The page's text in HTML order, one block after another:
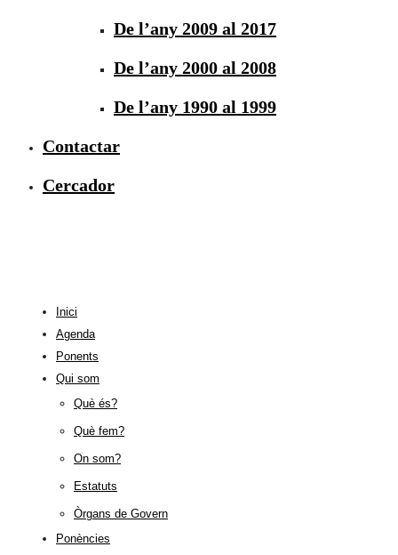
De l’any 2009 al 2017
De l’any 2000 al 2008
De l’any 1990 al 1999
Contactar
Cercador
Inici
Agenda
Ponents
Qui som
Què és?
Què fem?
On som?
Estatuts
Òrgans de Govern
Ponències